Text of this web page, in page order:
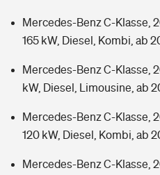
Mercedes-Benz C-Klasse,
165 kW, Diesel, Kombi, ab
Mercedes-Benz C-Klasse,
kW, Diesel, Limousine, ab
Mercedes-Benz C-Klasse,
120 kW, Diesel, Kombi, ab
Mercedes-Benz C-Klasse,